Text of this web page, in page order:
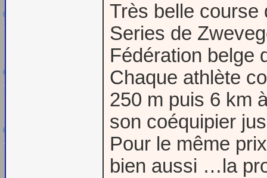
Très belle course
Series de
Fédération belge
Chaque athlète
250 m puis 6 km
son coéquipier
Pour le même
bien aussi …la